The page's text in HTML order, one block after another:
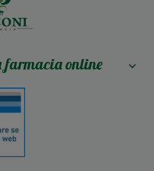
farmacia online 